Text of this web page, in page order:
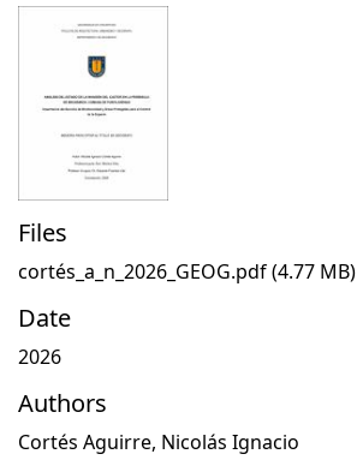
Files
cortés_a_n_2026_GEOG.pdf(4.77 MB)
Date
2026
Authors
Cortés Aguirre, Nicolás Ignacio